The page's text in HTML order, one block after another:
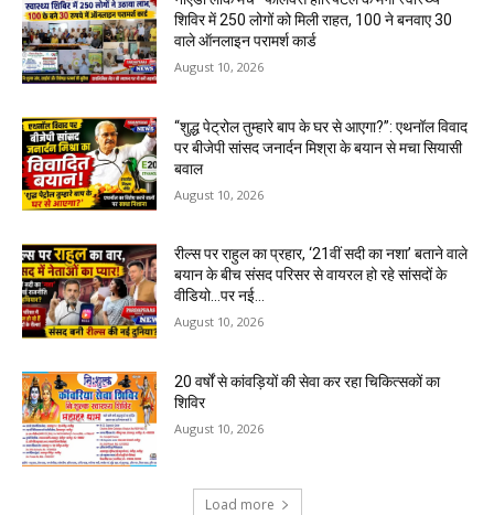
शिविर में 250 लोगों को मिली राहत, 100 ने बनवाए ₹30
वाले ऑनलाइन परामर्श कार्ड
August 10, 2026
“शुद्ध पेट्रोल तुम्हारे बाप के घर से आएगा?”: एथनॉल विवाद
पर बीजेपी सांसद जनार्दन मिश्रा के बयान से मचा सियासी
बवाल
August 10, 2026
रील्स पर राहुल का प्रहार, ‘21वीं सदी का नशा’ बताने वाले
बयान के बीच संसद परिसर से वायरल हो रहे सांसदों के
वीडियो…पर नई...
August 10, 2026
20 वर्षों से कांवड़ियों की सेवा कर रहा चिकित्सकों का
शिविर
August 10, 2026
Load more